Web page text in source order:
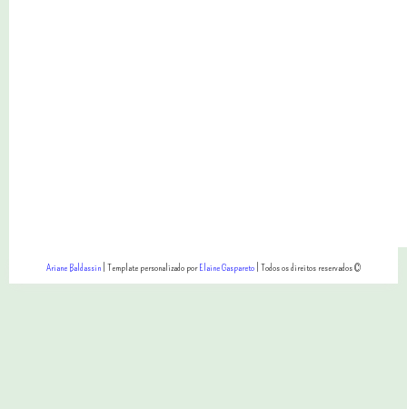
Ariane Baldassin| Template personalizado porElaine Gaspareto| Todos os direitos reservados ©